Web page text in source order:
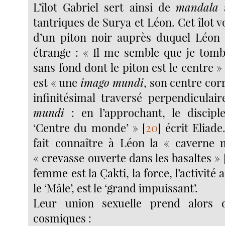
L’îlot Gabriel sert ainsi de mandala
tantriques de Surya et Léon. Cet îlot
d’un piton noir auprès duquel Léon
étrange : « Il me semble que je
sans fond dont le piton est le centre »
est « une imago mundi, son centre
infinitésimal traversé
mundi : en l’approchant, le
‘Centre du monde’ » [20] écrit
fait connaître à Léon la « caverne
« crevasse ouverte dans les basaltes »
femme est la Çakti, la force, l’activité
le ‘Mâle’, est le ‘grand impuissant’.
Leur union sexuelle prend alors
cosmiques :